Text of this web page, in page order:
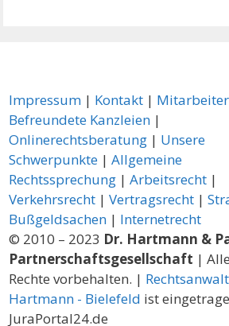
Impressum| Kontakt| Mitarbeiter
Befreundete Kanzleien|
Onlinerechtsberatung| Unsere
Schwerpunkte| Allgemeine
Rechtssprechung| Arbeitsrecht|
Verkehrsrecht| Vertragsrecht|
Bußgeldsachen| Internetrecht
© 2010 – 2023 Dr. Hartmann &
Partnerschaftsgesellschaft | Alle
Rechte vorbehalten. |
Hartmann - Bielefeld ist
JuraPortal24.de